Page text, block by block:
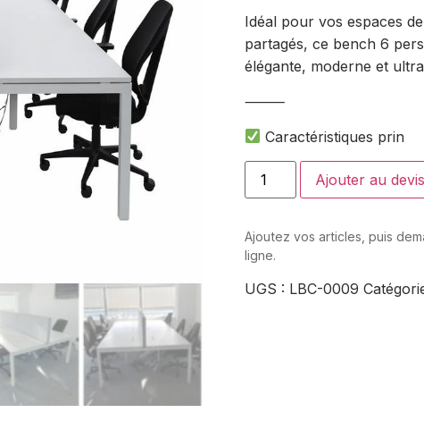
Idéal pour vos espaces
partagés, ce bench 6
élégante, moderne et
⸻
Caractéristiques prin
Ajouter au devis
Ajoutez vos articles, puis
ligne.
UGS : LBC-0009